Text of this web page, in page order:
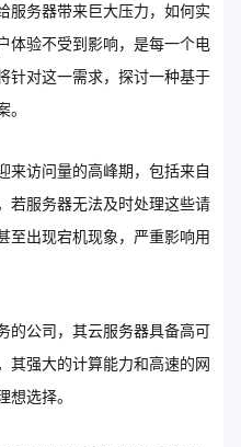
服务器带来巨大压力，如何实
体验不受到影响，是每一个电
针对这一需求，探讨一种基于
来访问量的高峰期，包括来自
若服务器无法及时处理这些请
至出现宕机现象，严重影响用
的公司，其云服务器具备高可
其强大的计算能力和高速的网
选择。